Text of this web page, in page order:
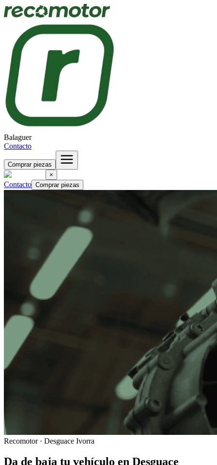
Balaguer
Contacto
Comprar piezas
×
Contacto Comprar piezas
Recomotor · Desguace Ivorra
Da de baja tu vehículo en Desguace